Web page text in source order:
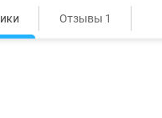
Отзывы 1